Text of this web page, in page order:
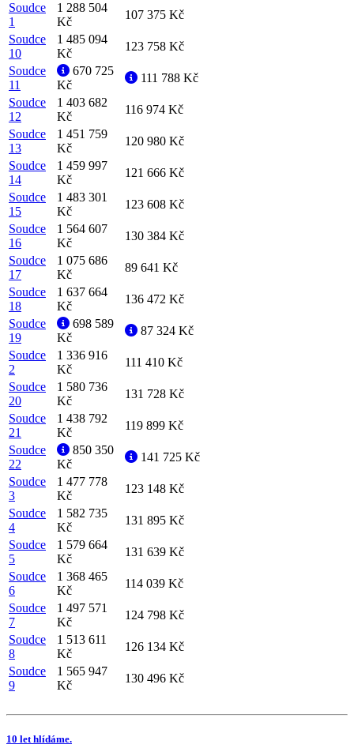
Soudce
1
1 288 504
Kč
107 375 Kč
Soudce
10
1 485 094
Kč
123 758 Kč
Soudce
11
670 725
Kč
111 788 Kč
Soudce
12
1 403 682
Kč
116 974 Kč
Soudce
13
1 451 759
Kč
120 980 Kč
Soudce
14
1 459 997
Kč
121 666 Kč
Soudce
15
1 483 301
Kč
123 608 Kč
Soudce
16
1 564 607
Kč
130 384 Kč
Soudce
17
1 075 686
Kč
89 641 Kč
Soudce
18
1 637 664
Kč
136 472 Kč
Soudce
19
698 589
Kč
87 324 Kč
Soudce
2
1 336 916
Kč
111 410 Kč
Soudce
20
1 580 736
Kč
131 728 Kč
Soudce
21
1 438 792
Kč
119 899 Kč
Soudce
22
850 350
Kč
141 725 Kč
Soudce
3
1 477 778
Kč
123 148 Kč
Soudce
4
1 582 735
Kč
131 895 Kč
Soudce
5
1 579 664
Kč
131 639 Kč
Soudce
6
1 368 465
Kč
114 039 Kč
Soudce
7
1 497 571
Kč
124 798 Kč
Soudce
8
1 513 611
Kč
126 134 Kč
Soudce
9
1 565 947
Kč
130 496 Kč
10 let hlídáme.